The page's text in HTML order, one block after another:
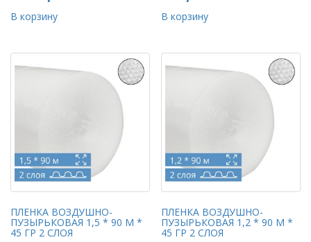
В корзину В корзину
ПЛЕНКА ВОЗДУШНО-
ПУЗЫРЬКОВАЯ 1,5 * 90 М *
45 ГР 2 СЛОЯ
ПЛЕНКА ВОЗДУШНО-
ПУЗЫРЬКОВАЯ 1,2 * 90 М *
45 ГР 2 СЛОЯ